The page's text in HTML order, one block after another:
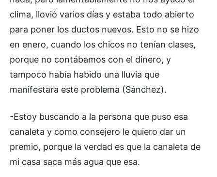
clima, llovió varios días y estaba todo abierto
para poner los ductos nuevos. Esto no se hizo
en enero, cuando los chicos no tenían clases,
porque no contábamos con el dinero, y
tampoco había habido una lluvia que
manifestara este problema (Sánchez).
-Estoy buscando a la persona que puso esa
canaleta y como consejero le quiero dar un
premio, porque la verdad es que la canaleta de
mi casa saca más agua que esa.